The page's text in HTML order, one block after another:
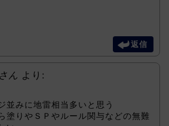
返信
ん より:
並みに地雷相当多いと思う
塗りやＳＰやルール関与などの無難